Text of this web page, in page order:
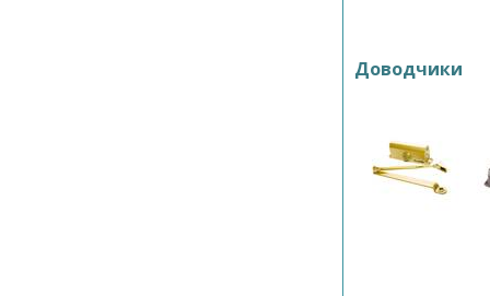
Доводчики